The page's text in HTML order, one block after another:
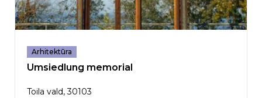
Arhitektūra
Umsiedlung memorial
Toila vald, 30103